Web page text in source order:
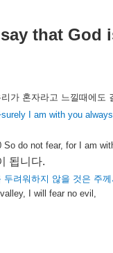
that God
리가 혼자라고 느낄때에도
surely I am with you
So do not fear, for I am
됩니다.
두려워하지 않을 것은 주께
I will fear no evil,